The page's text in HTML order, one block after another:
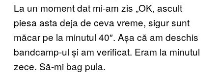
La un moment dat mi-am zis „OK, ascult
piesa asta deja de ceva vreme, sigur sunt
măcar pe la minutul 40″. Așa că am deschis
bandcamp-ul și am verificat. Eram la minutul
zece. Să-mi bag pula.